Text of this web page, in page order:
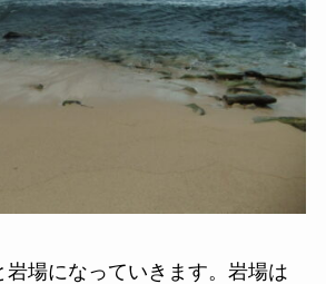
岩場になっていきます。岩場は